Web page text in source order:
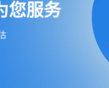
您服务